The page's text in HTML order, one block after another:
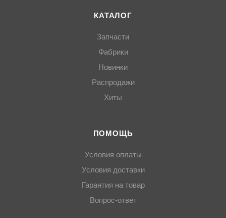
КАТАЛОГ
Запчасти
Фабрики
Новинки
Распродажи
Хиты
ПОМОЩЬ
Условия оплаты
Условия доставки
Гарантия на товар
Вопрос-ответ